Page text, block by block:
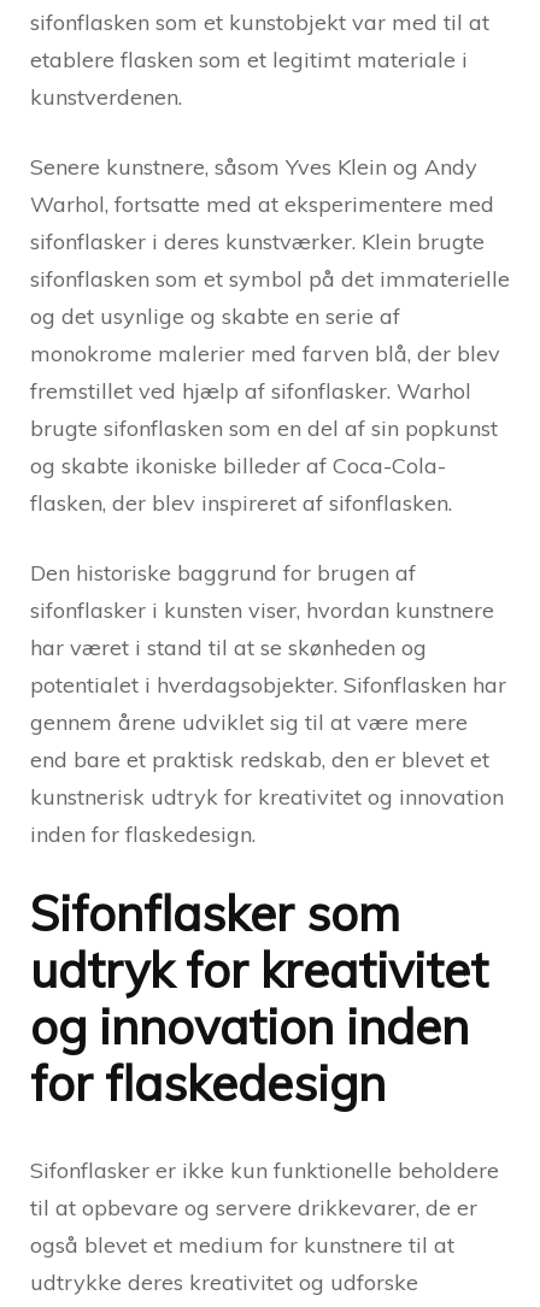
sifonflasken som et kunstobjekt var med til at
etablere flasken som et legitimt materiale i
kunstverdenen.
Senere kunstnere, såsom Yves Klein og Andy
Warhol, fortsatte med at eksperimentere med
sifonflasker i deres kunstværker. Klein brugte
sifonflasken som et symbol på det immaterielle
og det usynlige og skabte en serie af
monokrome malerier med farven blå, der blev
fremstillet ved hjælp af sifonflasker. Warhol
brugte sifonflasken som en del af sin popkunst
og skabte ikoniske billeder af Coca-Cola-
flasken, der blev inspireret af sifonflasken.
Den historiske baggrund for brugen af
sifonflasker i kunsten viser, hvordan kunstnere
har været i stand til at se skønheden og
potentialet i hverdagsobjekter. Sifonflasken har
gennem årene udviklet sig til at være mere
end bare et praktisk redskab, den er blevet et
kunstnerisk udtryk for kreativitet og innovation
inden for flaskedesign.
Sifonflasker som
udtryk for kreativitet
og innovation inden
for flaskedesign
Sifonflasker er ikke kun funktionelle beholdere
til at opbevare og servere drikkevarer, de er
også blevet et medium for kunstnere til at
udtrykke deres kreativitet og udforske